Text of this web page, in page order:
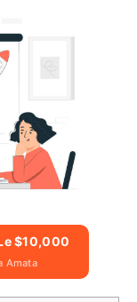
$10,000
Amata